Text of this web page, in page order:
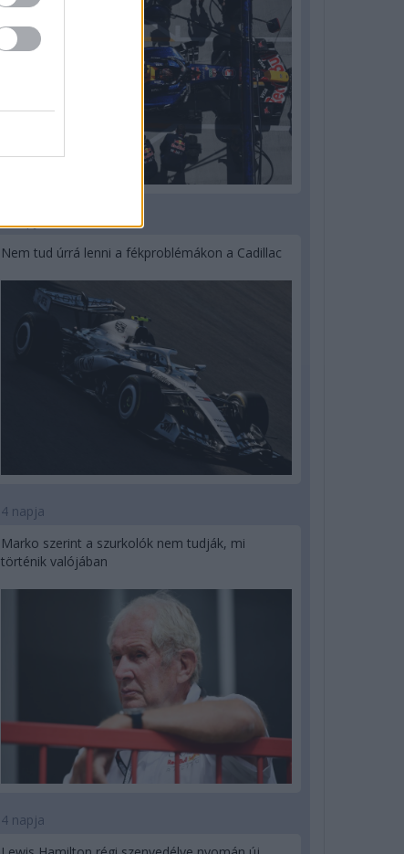
Nem tud úrrá lenni a fékproblémákon a Cadillac
4 napja
Marko szerint a szurkolók nem tudják, mi
történik valójában
4 napja